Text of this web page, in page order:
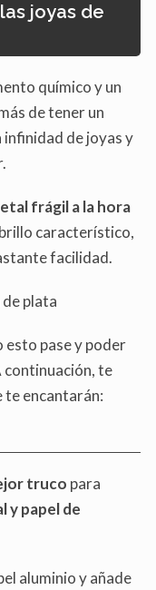
joyas de
químico y un
de tener un
de joyas y
frágil a la hora
característico,
facilidad.
esto pase y poder
continuación, te
te encantarán:
truco para
y papel de
aluminio y añade